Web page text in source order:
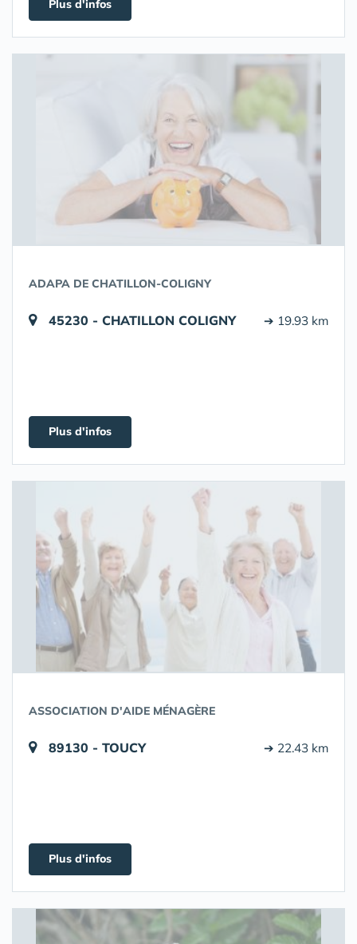
Plus d'infos
ADAPA DE CHATILLON-COLIGNY
45230 - CHATILLON COLIGNY ➔ 19.93 km
Plus d'infos
ASSOCIATION D'AIDE MÉNAGÈRE
89130 - TOUCY ➔ 22.43 km
Plus d'infos